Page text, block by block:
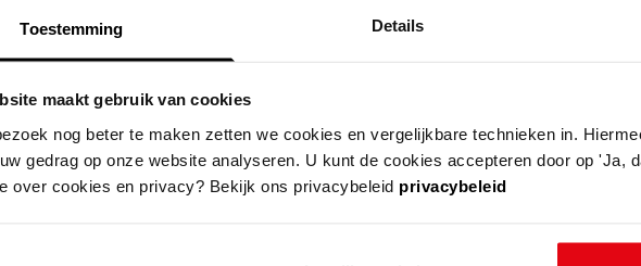
Toestemming Details
maakt gebruik van cookies
nog beter te maken zetten we cookies en vergelijkbare technieken in.
gedrag op onze website analyseren. U kunt de cookies accepteren door op 'Ja,
over cookies en privacy? Bekijk ons privacybeleid privacybeleid